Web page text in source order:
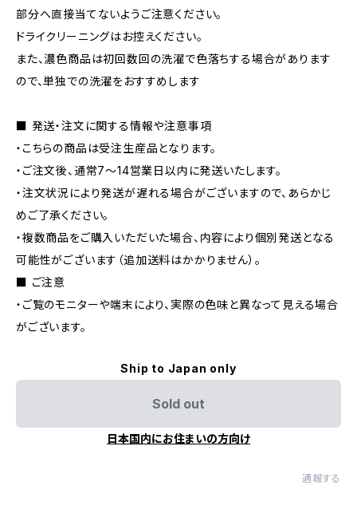
部分へ直接当てないようご注意ください。
ドライクリーニングはお控えください。
また、濃色商品は初回数回の洗濯で色落ちする場合があります
ので、単独での洗濯をおすすめします
■ 発送・注文に関する情報や注意事項
・こちらの商品は受注生産品となります。
・ご注文後、通常7〜14営業日以内に発送いたします。
・注文状況により発送が遅れる場合がございますので、あらかじ
めご了承ください。
・複数商品をご購入いただいた場合、内容により個別発送となる
可能性がございます（追加送料はかかりません）。
■ ご注意
・ご覧のモニターや端末により、実際の色味と異なって見える場合
がございます。
Ship to Japan only
Sold out
日本国内にお住まいの方向け
通報する